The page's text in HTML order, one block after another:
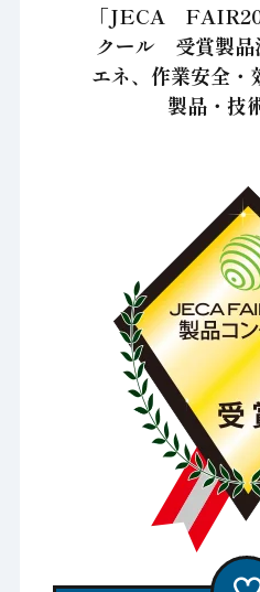
「JECA
クール 受賞製品
エネ、作業安全
製品・技